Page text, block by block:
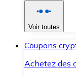
Voir toutes
Coupons
Achetez des